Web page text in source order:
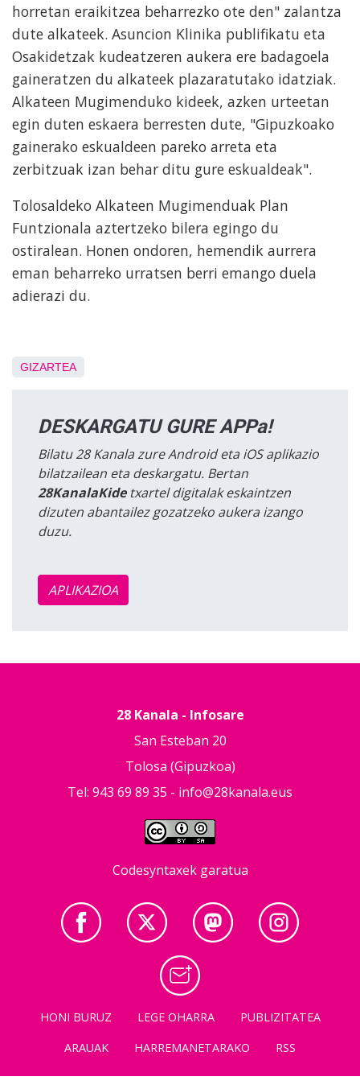
horretan eraikitzea beharrezko ote den" zalantza
dute alkateek. Asuncion Klinika publifikatu eta
Osakidetzak kudeatzeren aukera ere badagoela
gaineratzen du alkateek plazaratutako idatziak.
Alkateen Mugimenduko kideek, azken urteetan
egin duten eskaera berresten dute, "Gipuzkoako
gainerako eskualdeen pareko arreta eta
zerbitzuak izan behar ditu gure eskualdeak".
Tolosaldeko Alkateen Mugimenduak Plan
Funtzionala aztertzeko bilera egingo du
ostiralean. Honen ondoren, hemendik aurrera
eman beharreko urratsen berri emango duela
adierazi du.
GIZARTEA
DESKARGATU GURE APPa!
Bilatu 28 Kanala zure Android eta iOS aplikazio
bilatzailean eta deskargatu. Bertan
28KanalaKidetxartel digitalak eskaintzen
dizuten abantailez gozatzeko aukera izango
duzu.
APLIKAZIOA
28 Kanala - Infosare
San Esteban 20
Tolosa (Gipuzkoa)
Tel: 943 69 89 35 - info@28kanala.eus
Codesyntaxek garatua
HONI BURUZ LEGE OHARRA
PUBLIZITATEA
ARAUAK
HARREMANETARAKO RSS